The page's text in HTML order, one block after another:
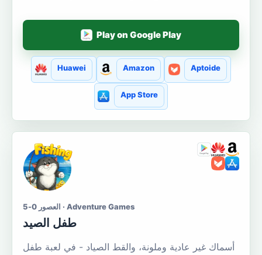
Play on Google Play
Huawei Amazon Aptoide
App Store
العصور 0-5 · Adventure Games
طفل الصيد
أسماك غير عادية وملونة، والقط الصياد - في لعبة طفل